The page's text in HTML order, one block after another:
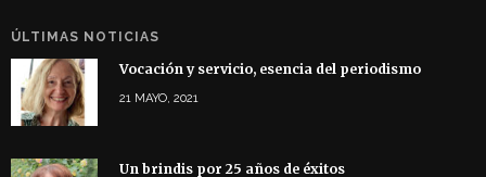
ÚLTIMAS NOTICIAS
Vocación y servicio, esencia del periodismo
21 MAYO, 2021
Un brindis por 25 años de éxitos